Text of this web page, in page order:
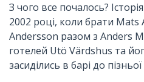
З чого все почалось?
2002 році, коли брати Mats
Andersson разом з Anders
готелей Utö Värdshus та
засиділись в барі до пізньої